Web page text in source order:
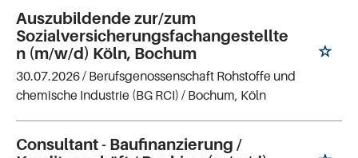
Auszubildende zur/zum
Sozialversicherungsfachangestellte
n (m/w/d) Köln, Bochum
30.07.2026 / Berufsgenossenschaft Rohstoffe und
chemische Industrie (BG RCI) / Bochum, Köln
Consultant - Baufinanzierung /